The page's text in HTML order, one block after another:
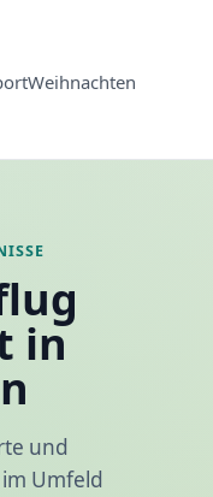
Weihnachten
in
und
Umfeld